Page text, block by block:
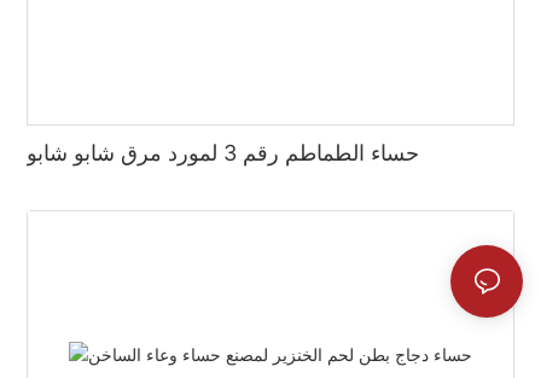
حساء الطماطم رقم 3 لمورد مرق شابو شابو